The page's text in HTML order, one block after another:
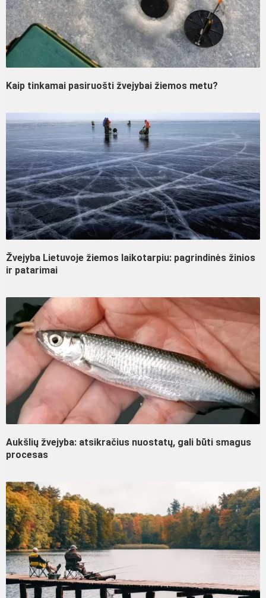
Kaip tinkamai pasiruošti žvejybai žiemos metu?
Žvejyba Lietuvoje žiemos laikotarpiu: pagrindinės žinios
ir patarimai
Aukšlių žvejyba: atsikračius nuostatų, gali būti smagus
procesas